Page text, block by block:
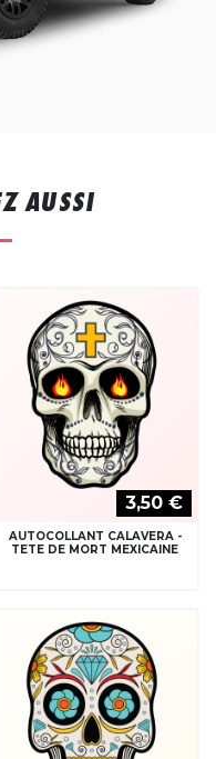
AUSSI
3,50 €
AUTOCOLLANT CALAVERA -
TETE DE MORT MEXICAINE